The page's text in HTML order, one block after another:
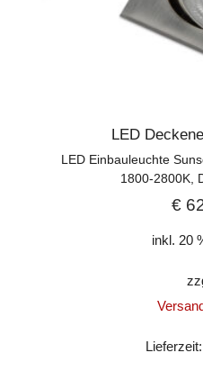
LED
LED Einbauleuchte
1800-2800K,
€
inkl. 20